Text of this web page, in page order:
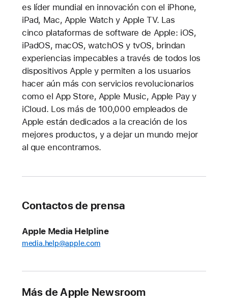
es líder mundial en innovación con el iPhone,
iPad, Mac, Apple Watch y Apple TV. Las
cinco plataformas de software de Apple: iOS,
iPadOS, macOS, watchOS y tvOS, brindan
experiencias impecables a través de todos los
dispositivos Apple y permiten a los usuarios
hacer aún más con servicios revolucionarios
como el App Store, Apple Music, Apple Pay y
iCloud. Los más de 100,000 empleados de
Apple están dedicados a la creación de los
mejores productos, y a dejar un mundo mejor
al que encontramos.
Contactos de prensa
Apple Media Helpline
media.help@apple.com
Más de Apple Newsroom